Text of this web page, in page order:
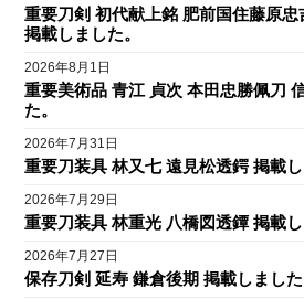
重要刀剣 初代献上銘 肥前国住藤原忠
掲載しました。
2026年8月1日
重要美術品 青江 貞次 本田忠勝佩刀
た。
2026年7月31日
重要刀装具 林又七 遠見松透鍔 掲載
2026年7月29日
重要刀装具 林重光 八橋図透鐔 掲載
2026年7月27日
保存刀剣 延寿 鎌倉後期 掲載しました